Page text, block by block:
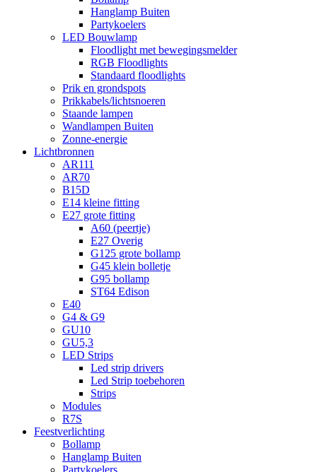
Hanglamp Buiten
Partykoelers
LED Bouwlamp
Floodlight met bewegingsmelder
RGB Floodlights
Standaard floodlights
Prik en grondspots
Prikkabels/lichtsnoeren
Staande lampen
Wandlampen Buiten
Zonne-energie
Lichtbronnen
AR111
AR70
B15D
E14 kleine fitting
E27 grote fitting
A60 (peertje)
E27 Overig
G125 grote bollamp
G45 klein bolletje
G95 bollamp
ST64 Edison
E40
G4 & G9
GU10
GU5,3
LED Strips
Led strip drivers
Led Strip toebehoren
Strips
Modules
R7S
Feestverlichting
Bollamp
Hanglamp Buiten
Partykoelers